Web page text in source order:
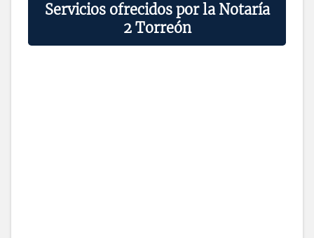
Servicios ofrecidos por la Notaría
2 Torreón